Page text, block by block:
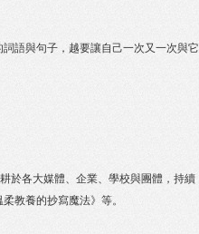
語與句子，越要讓自己一次又一次與它
於各大媒體、企業、學校與團體，持續
教養的抄寫魔法》等。